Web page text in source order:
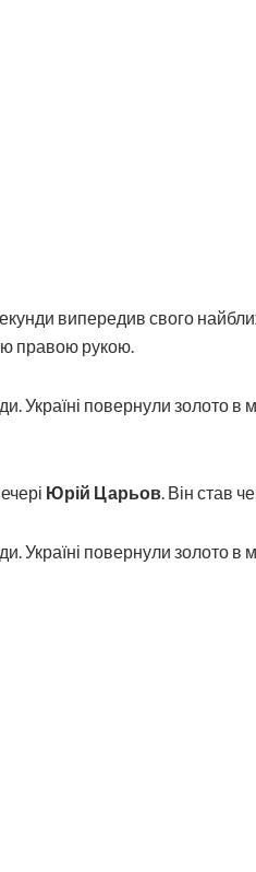
випередив свого
правою рукою.
Юрій Царьов . Він став